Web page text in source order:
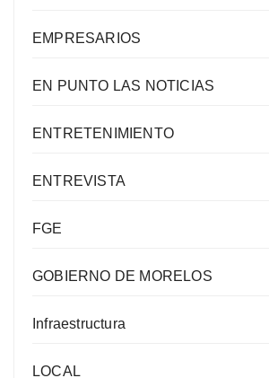
EMPRESARIOS
EN PUNTO LAS NOTICIAS
ENTRETENIMIENTO
ENTREVISTA
FGE
GOBIERNO DE MORELOS
Infraestructura
LOCAL